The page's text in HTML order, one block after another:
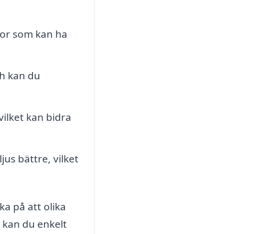
som kan ha
kan du
kan bidra
bättre, vilket
på att olika
du enkelt